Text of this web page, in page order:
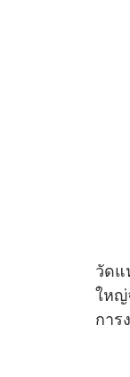
วัด
ใหญ่
การ